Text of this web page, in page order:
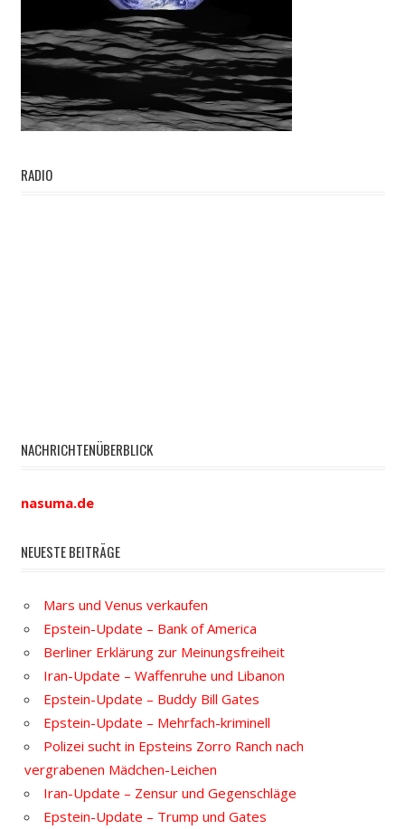
RADIO
NACHRICHTENÜBERBLICK
nasuma.de
NEUESTE BEITRÄGE
Mars und Venus verkaufen
Epstein-Update – Bank of America
Berliner Erklärung zur Meinungsfreiheit
Iran-Update – Waffenruhe und Libanon
Epstein-Update – Buddy Bill Gates
Epstein-Update – Mehrfach-kriminell
Polizei sucht in Epsteins Zorro Ranch nach
vergrabenen Mädchen-Leichen
Iran-Update – Zensur und Gegenschläge
Epstein-Update – Trump und Gates